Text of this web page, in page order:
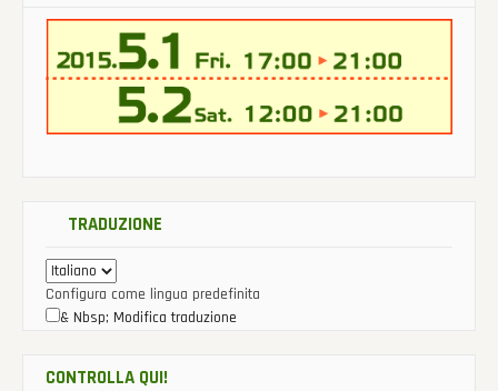
TRADUZIONE
Configura come lingua predefinita
& Nbsp; Modifica traduzione
CONTROLLA QUI!